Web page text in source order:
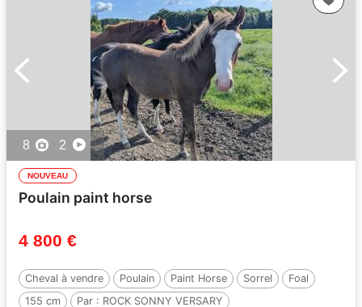
8 2
NOUVEAU
Poulain paint horse
4 800 €
Cheval à vendre Poulain Paint Horse Sorrel
Foal
155 cm
Par : ROCK SONNY VERSARY